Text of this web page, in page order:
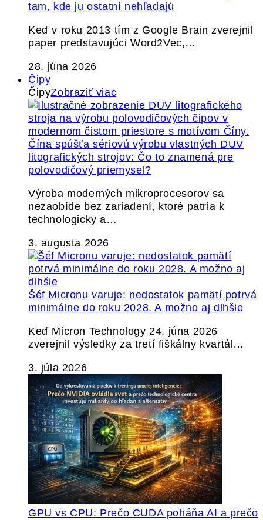
tam, kde ju ostatní nehľadajú
Keď v roku 2013 tím z Google Brain zverejnil
paper predstavujúci Word2Vec,…
28. júna 2026
Čipy
ČipyZobraziť viac
Čína spúšťa sériovú výrobu vlastných DUV
litografických strojov: Čo to znamená pre
polovodičový priemysel?
Výroba moderných mikroprocesorov sa
nezaobíde bez zariadení, ktoré patria k
technologicky a…
3. augusta 2026
Šéf Micronu varuje: nedostatok pamätí potrvá
minimálne do roku 2028. A možno aj dlhšie
Keď Micron Technology 24. júna 2026
zverejnil výsledky za tretí fiškálny kvartál…
3. júla 2026
GPU vs CPU: Prečo CUDA poháňa AI a prečo